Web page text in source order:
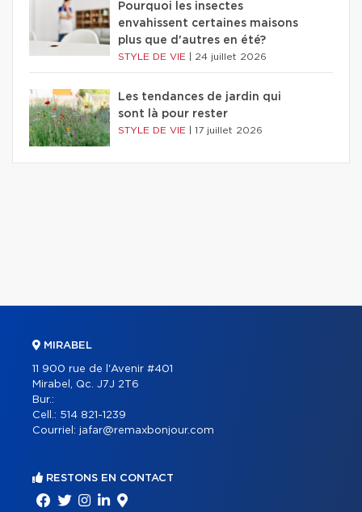
Pourquoi les insectes
envahissent certaines maisons
plus que d'autres en été?
STYLE DE VIE 24 juillet 2026
Les tendances de jardin qui
sont là pour rester
STYLE DE VIE 17 juillet 2026
MIRABEL
11 900 rue de l'Avenir #401
Mirabel, Qc. J7J 2T6
Bur.:
Cell.: 514 821-1239
Courriel: jafar@remaxbonjour.com
RESTONS EN CONTACT